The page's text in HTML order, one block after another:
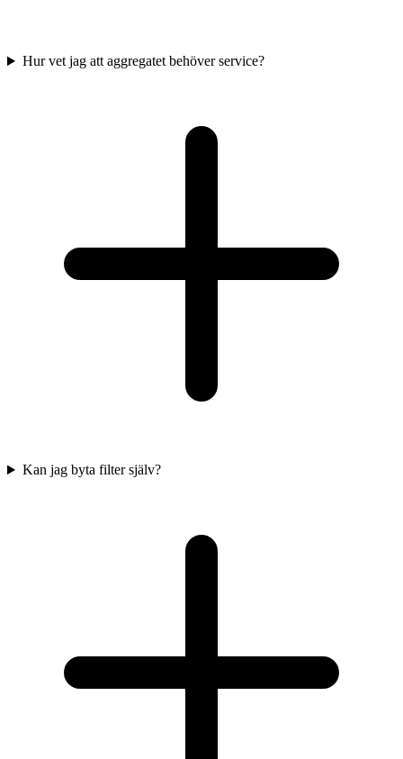
Hur vet jag att aggregatet behöver service?
Kan jag byta filter själv?